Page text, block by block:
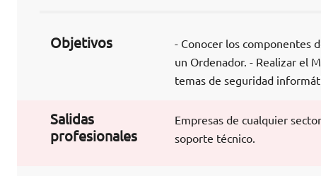
Objetivos
- Conocer los componentes
un Ordenador. - Realizar el
temas de seguridad
Salidas
profesionales
Empresas de cualquier
soporte técnico.